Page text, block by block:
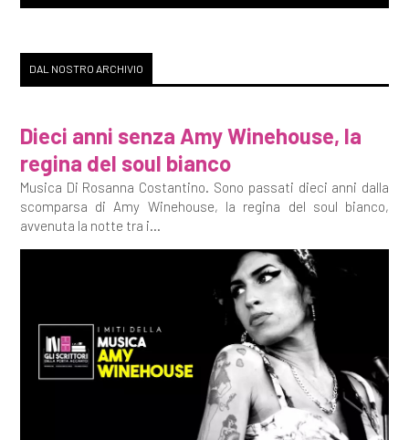
DAL NOSTRO ARCHIVIO
Dieci anni senza Amy Winehouse, la
regina del soul bianco
Musica Di Rosanna Costantino. Sono passati dieci anni dalla
scomparsa di Amy Winehouse, la regina del soul bianco,
avvenuta la notte tra i...